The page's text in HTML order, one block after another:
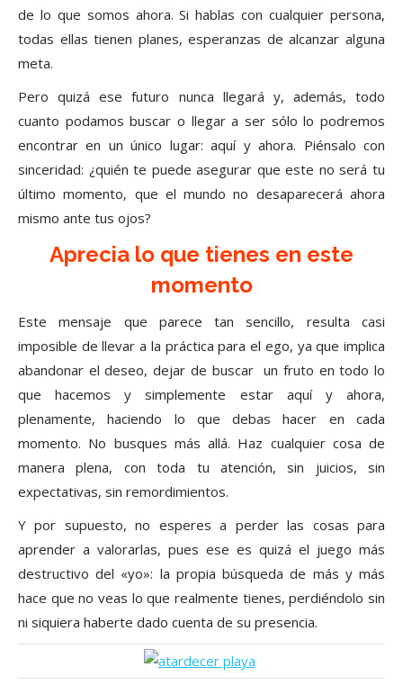
de lo que somos ahora. Si hablas con cualquier persona,
todas ellas tienen planes, esperanzas de alcanzar alguna
meta.
Pero quizá ese futuro nunca llegará y, además, todo
cuanto podamos buscar o llegar a ser sólo lo podremos
encontrar en un único lugar: aquí y ahora. Piénsalo con
sinceridad: ¿quién te puede asegurar que este no será tu
último momento, que el mundo no desaparecerá ahora
mismo ante tus ojos?
Aprecia lo que tienes en este
momento
Este mensaje que parece tan sencillo, resulta casi
imposible de llevar a la práctica para el ego, ya que implica
abandonar el deseo, dejar de buscar un fruto en todo lo
que hacemos y simplemente estar aquí y ahora,
plenamente, haciendo lo que debas hacer en cada
momento. No busques más allá. Haz cualquier cosa de
manera plena, con toda tu atención, sin juicios, sin
expectativas, sin remordimientos.
Y por supuesto, no esperes a perder las cosas para
aprender a valorarlas, pues ese es quizá el juego más
destructivo del «yo»: la propia búsqueda de más y más
hace que no veas lo que realmente tienes, perdiéndolo sin
ni siquiera haberte dado cuenta de su presencia.